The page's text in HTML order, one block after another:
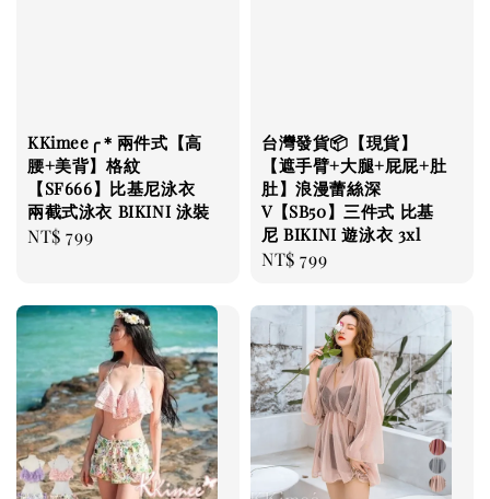
KKimee╭＊兩件式【高
腰+美背】格紋
【SF666】比基尼泳衣
兩截式泳衣 BIKINI 泳裝
Regular
NT$ 799
台灣發貨📦【現貨】
【遮手臂+大腿+屁屁+肚
肚】浪漫蕾絲深
V【SB50】三件式 比基
尼 BIKINI 遊泳衣 3xl
Regular
NT$ 799